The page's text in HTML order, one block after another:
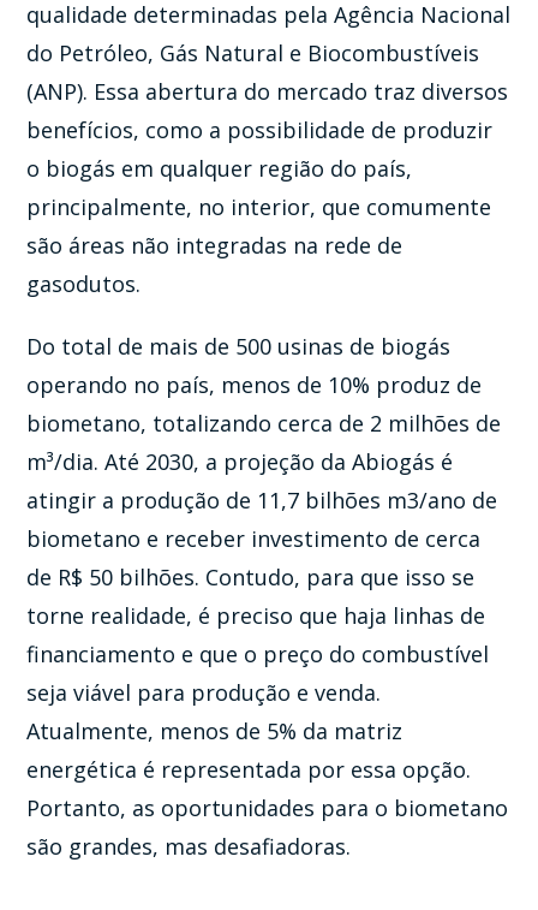
qualidade determinadas pela Agência Nacional
do Petróleo, Gás Natural e Biocombustíveis
(ANP). Essa abertura do mercado traz diversos
benefícios, como a possibilidade de produzir
o biogás em qualquer região do país,
principalmente, no interior, que comumente
são áreas não integradas na rede de
gasodutos.
Do total de mais de 500 usinas de biogás
operando no país, menos de 10% produz de
biometano, totalizando cerca de 2 milhões de
m³/dia. Até 2030, a projeção da Abiogás é
atingir a produção de 11,7 bilhões m3/ano de
biometano e receber investimento de cerca
de R$ 50 bilhões. Contudo, para que isso se
torne realidade, é preciso que haja linhas de
financiamento e que o preço do combustível
seja viável para produção e venda.
Atualmente, menos de 5% da matriz
energética é representada por essa opção.
Portanto, as oportunidades para o biometano
são grandes, mas desafiadoras.